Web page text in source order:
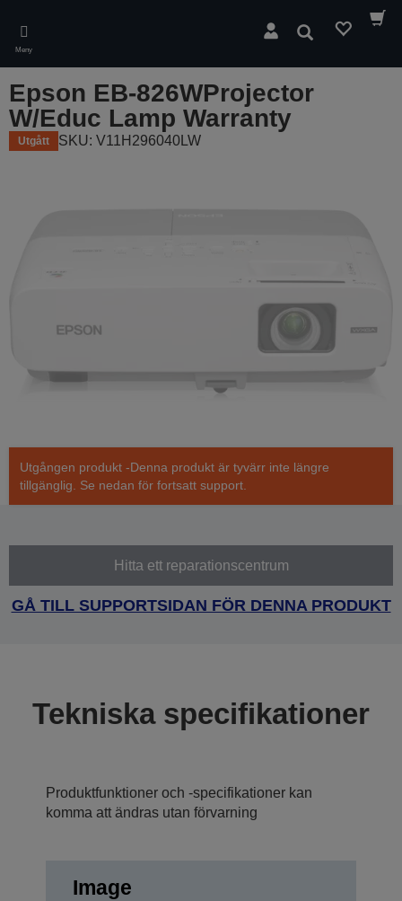
main
content
Meny
Sök
Epson EB-826WProjector
W/Educ Lamp Warranty
Utgått SKU: V11H296040LW
Utgången produkt -Denna produkt är tyvärr inte längre
tillgänglig. Se nedan för fortsatt support.
Hitta ett reparationscentrum
GÅ TILL SUPPORTSIDAN FÖR DENNA PRODUKT
Tekniska specifikationer
Produktfunktioner och -specifikationer kan
komma att ändras utan förvarning
Image